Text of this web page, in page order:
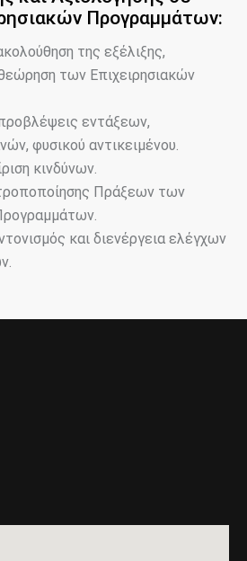
Προγραμμάτων:
της εξέλιξης,
των Επιχειρησιακών
εντάξεων,
φυσικού αντικειμένου.
κινδύνων.
Πράξεων των
και διενέργεια ελέγχων